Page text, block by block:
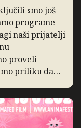
smo još
programe
naši prijatelji
proveli
priliku da
programa,